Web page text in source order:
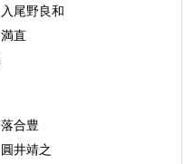
尾野良和
直
合豊
井靖之